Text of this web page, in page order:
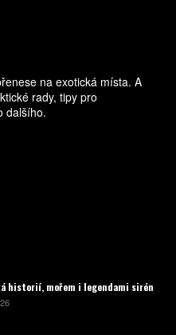
na exotická místa. A
rady, tipy pro
dalšího.
historií, mořem i legendami sirén